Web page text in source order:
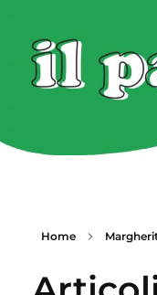
Home